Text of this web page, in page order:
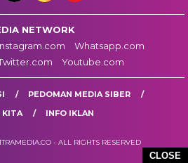
CLOSE
NETWORK
Whatsapp.com
Youtube.com
PEDOMAN MEDIA SIBER
KITA
INFO IKLAN
- ALL RIGHTS RESERVED